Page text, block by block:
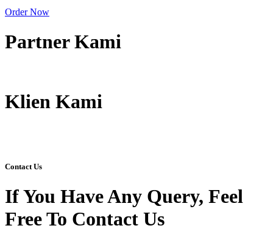
Order Now
Partner Kami
Klien Kami
Contact Us
If You Have Any Query, Feel
Free To Contact Us